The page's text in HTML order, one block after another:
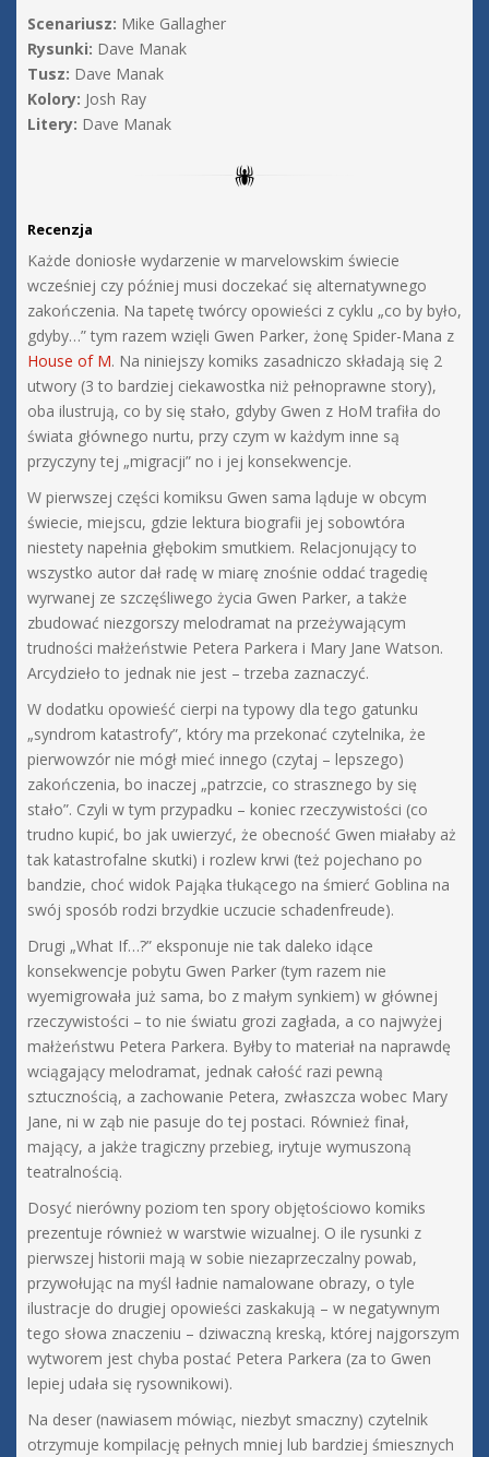
Scenariusz: Mike Gallagher
Rysunki: Dave Manak
Tusz: Dave Manak
Kolory: Josh Ray
Litery: Dave Manak
Recenzja
Każde doniosłe wydarzenie w marvelowskim świecie
wcześniej czy później musi doczekać się alternatywnego
zakończenia. Na tapetę twórcy opowieści z cyklu „co by było,
gdyby…” tym razem wzięli Gwen Parker, żonę Spider-Mana z
House of M. Na niniejszy komiks zasadniczo składają się 2
utwory (3 to bardziej ciekawostka niż pełnoprawne story),
oba ilustrują, co by się stało, gdyby Gwen z HoM trafiła do
świata głównego nurtu, przy czym w każdym inne są
przyczyny tej „migracji” no i jej konsekwencje.
W pierwszej części komiksu Gwen sama ląduje w obcym
świecie, miejscu, gdzie lektura biografii jej sobowtóra
niestety napełnia głębokim smutkiem. Relacjonujący to
wszystko autor dał radę w miarę znośnie oddać tragedię
wyrwanej ze szczęśliwego życia Gwen Parker, a także
zbudować niezgorszy melodramat na przeżywającym
trudności małżeństwie Petera Parkera i Mary Jane Watson.
Arcydzieło to jednak nie jest – trzeba zaznaczyć.
W dodatku opowieść cierpi na typowy dla tego gatunku
„syndrom katastrofy”, który ma przekonać czytelnika, że
pierwowzór nie mógł mieć innego (czytaj – lepszego)
zakończenia, bo inaczej „patrzcie, co strasznego by się
stało”. Czyli w tym przypadku – koniec rzeczywistości (co
trudno kupić, bo jak uwierzyć, że obecność Gwen miałaby aż
tak katastrofalne skutki) i rozlew krwi (też pojechano po
bandzie, choć widok Pająka tłukącego na śmierć Goblina na
swój sposób rodzi brzydkie uczucie schadenfreude).
Drugi „What If…?” eksponuje nie tak daleko idące
konsekwencje pobytu Gwen Parker (tym razem nie
wyemigrowała już sama, bo z małym synkiem) w głównej
rzeczywistości – to nie światu grozi zagłada, a co najwyżej
małżeństwu Petera Parkera. Byłby to materiał na naprawdę
wciągający melodramat, jednak całość razi pewną
sztucznością, a zachowanie Petera, zwłaszcza wobec Mary
Jane, ni w ząb nie pasuje do tej postaci. Również finał,
mający, a jakże tragiczny przebieg, irytuje wymuszoną
teatralnością.
Dosyć nierówny poziom ten spory objętościowo komiks
prezentuje również w warstwie wizualnej. O ile rysunki z
pierwszej historii mają w sobie niezaprzeczalny powab,
przywołując na myśl ładnie namalowane obrazy, o tyle
ilustracje do drugiej opowieści zaskakują – w negatywnym
tego słowa znaczeniu – dziwaczną kreską, której najgorszym
wytworem jest chyba postać Petera Parkera (za to Gwen
lepiej udała się rysownikowi).
Na deser (nawiasem mówiąc, niezbyt smaczny) czytelnik
otrzymuje kompilację pełnych mniej lub bardziej śmiesznych